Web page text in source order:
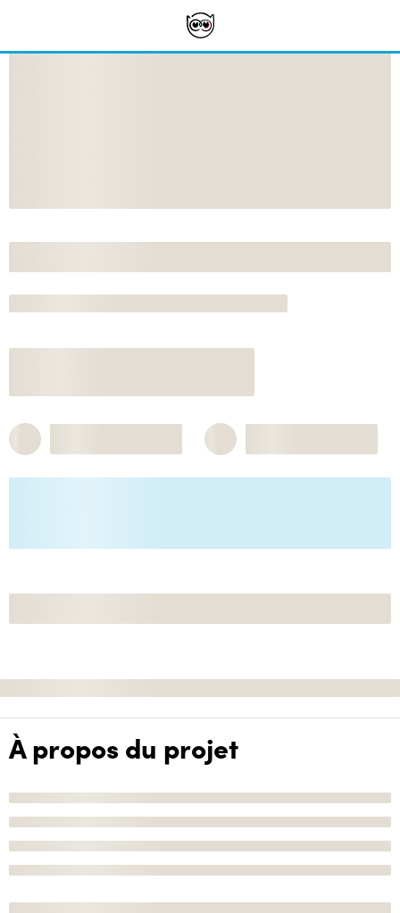
À propos du projet